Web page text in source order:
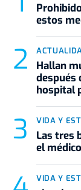
estos
Hallan
después
hospital
VIDA Y
Las tres
el
VIDA Y